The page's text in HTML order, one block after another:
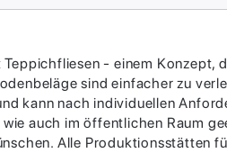
- einem Konzept,
sind einfacher zu
kann nach individuellen
auch im öffentlichen Raum
Alle Produktionsstätten